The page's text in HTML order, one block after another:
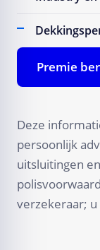
Premie
Deze
persoonlijk
uitsluitingen
verzekeraar;